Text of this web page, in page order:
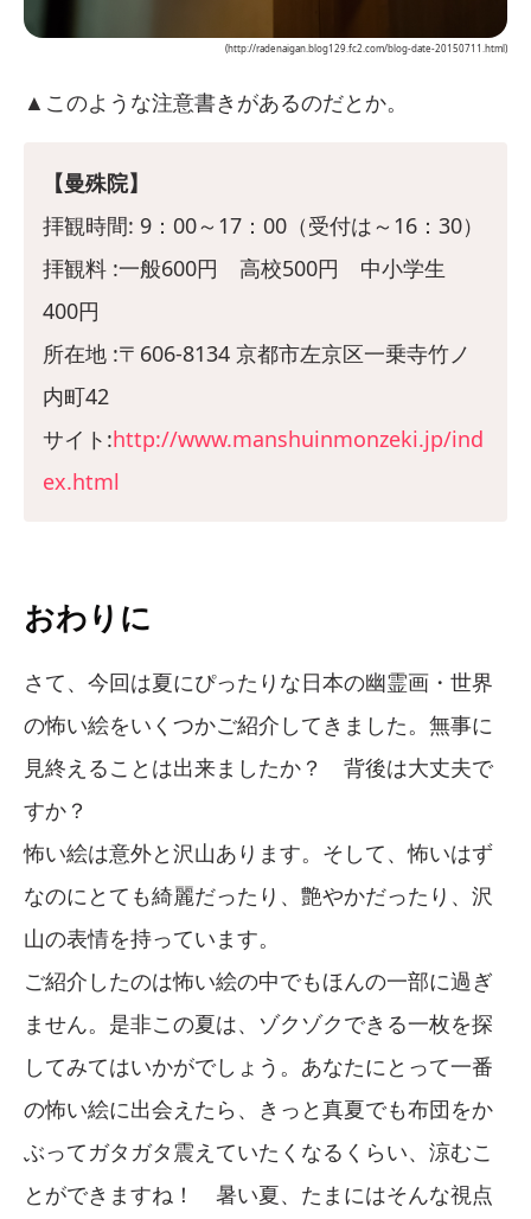
(http://radenaigan.blog129.fc2.com/blog-date-20150711.html)
▲このような注意書きがあるのだとか。
【曼殊院】
拝観時間: 9：00～17：00（受付は～16：30）
拝観料 :一般600円 高校500円 中小学生
400円
所在地 :〒606-8134 京都市左京区一乗寺竹ノ
内町42
サイト:http://www.manshuinmonzeki.jp/ind
ex.html
おわりに
さて、今回は夏にぴったりな日本の幽霊画・世界
の怖い絵をいくつかご紹介してきました。無事に
見終えることは出来ましたか？ 背後は大丈夫で
すか？
怖い絵は意外と沢山あります。そして、怖いはず
なのにとても綺麗だったり、艶やかだったり、沢
山の表情を持っています。
ご紹介したのは怖い絵の中でもほんの一部に過ぎ
ません。是非この夏は、ゾクゾクできる一枚を探
してみてはいかがでしょう。あなたにとって一番
の怖い絵に出会えたら、きっと真夏でも布団をか
ぶってガタガタ震えていたくなるくらい、涼むこ
とができますね！ 暑い夏、たまにはそんな視点